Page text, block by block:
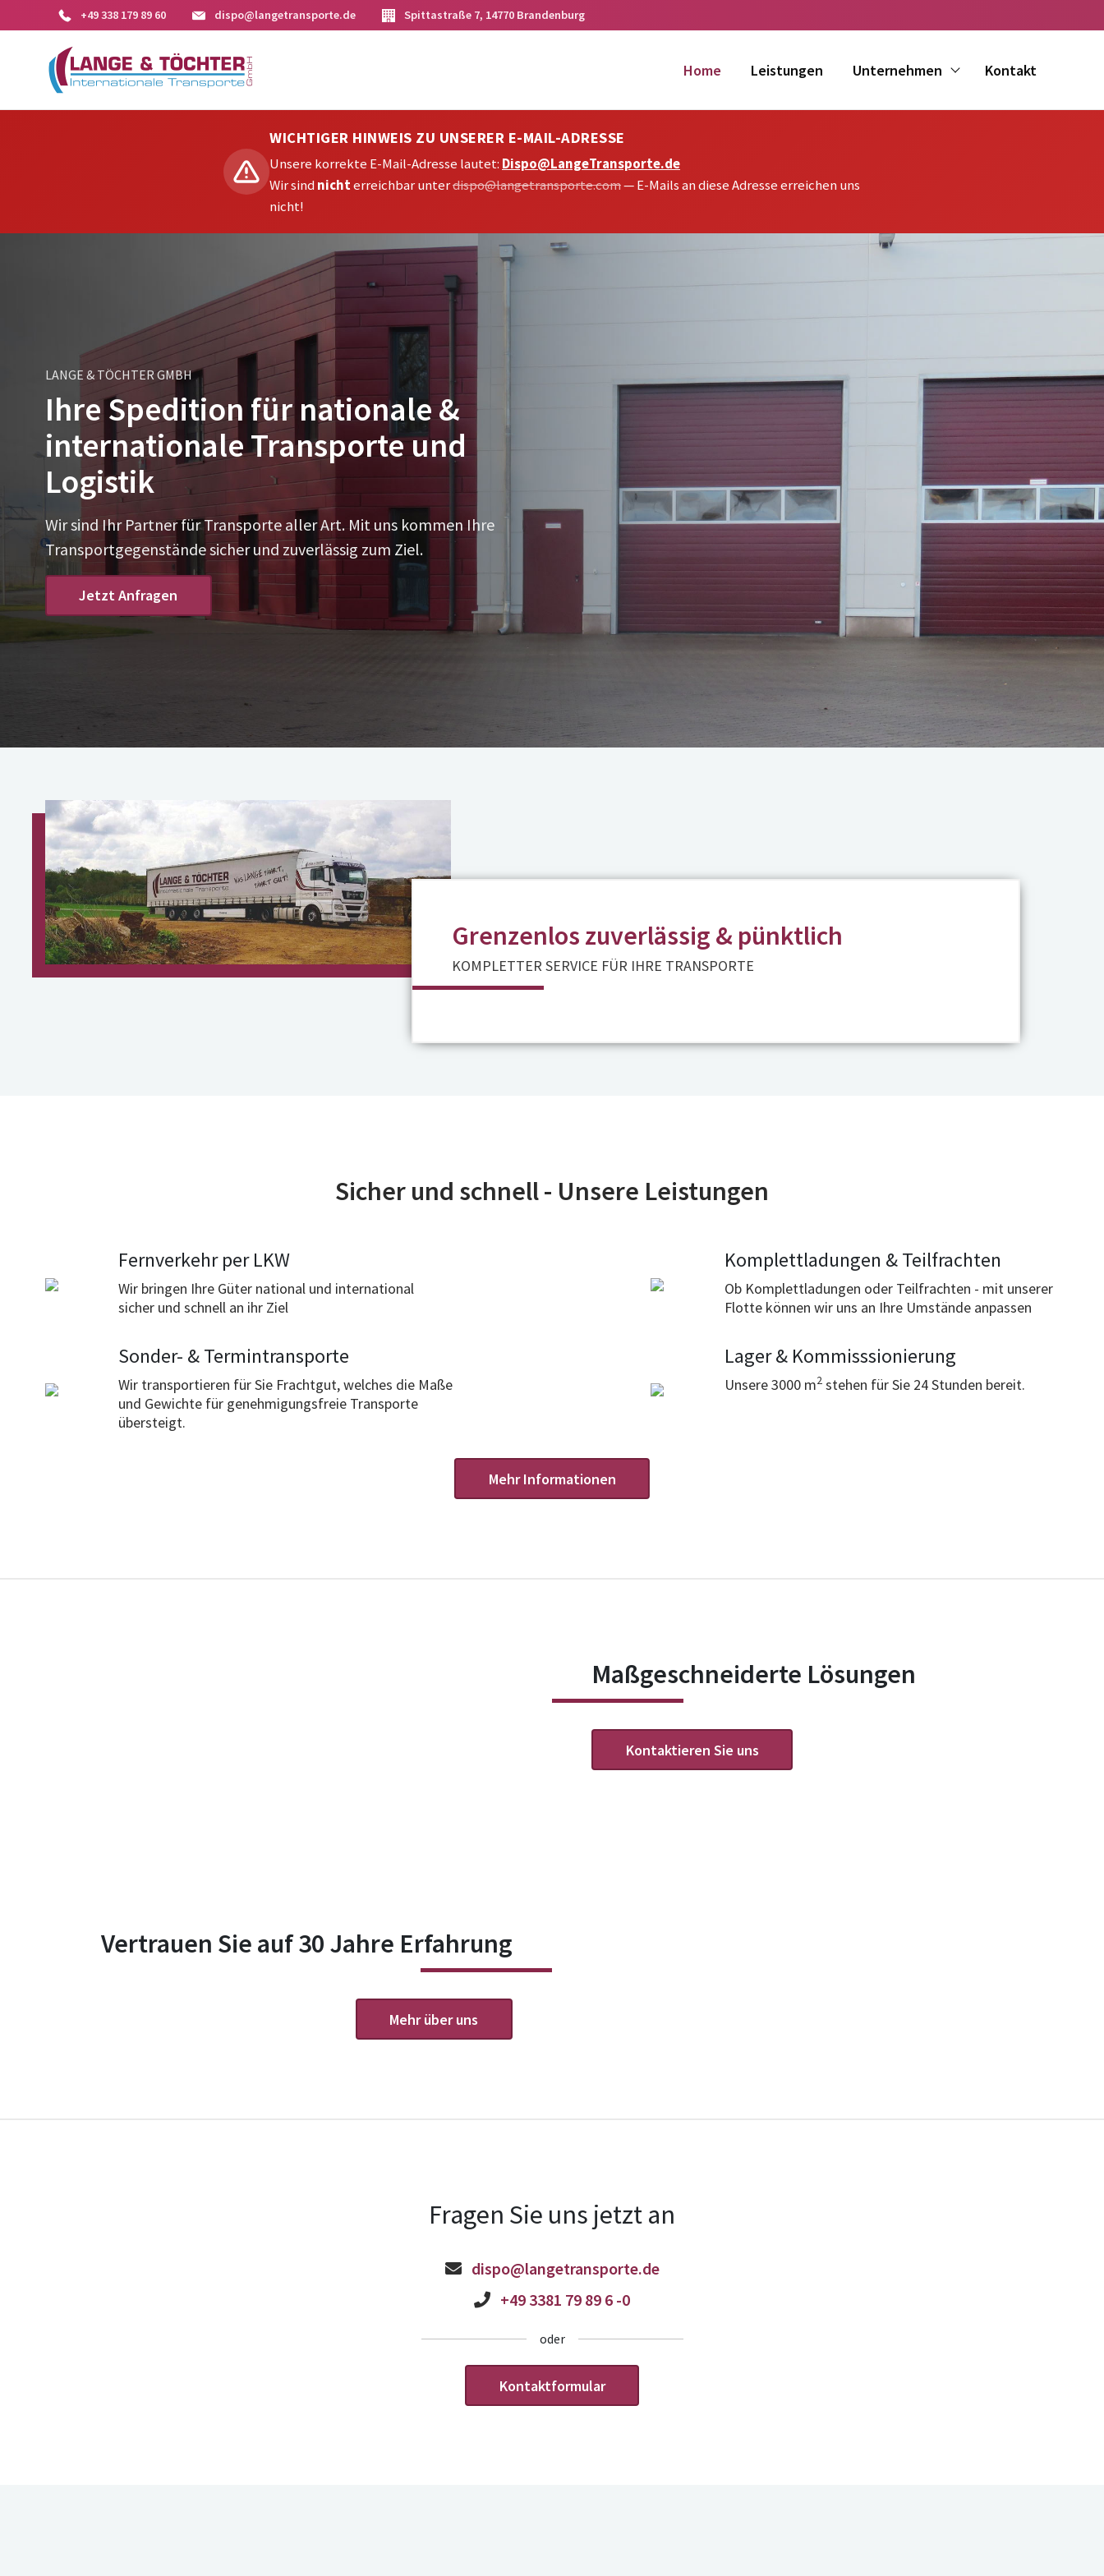
+49 338 179 89 60 dispo@langetransporte.de Spittastraße 7, 14770 Brandenburg
Home Leistungen Unternehmen Kontakt
WICHTIGER HINWEIS ZU UNSERER E-MAIL-ADRESSE
Unsere korrekte E-Mail-Adresse lautet: Dispo@LangeTransporte.de
Wir sindnichterreichbar unterdispo@langetransporte.com— E-Mails an diese Adresse erreichen uns
nicht!
LANGE & TÖCHTER GMBH
Ihre Spedition für nationale &
internationale Transporte und
Logistik
Wir sind Ihr Partner für Transporte aller Art. Mit uns kommen Ihre
Transportgegenstände sicher und zuverlässig zum Ziel.
Jetzt Anfragen
Grenzenlos zuverlässig & pünktlich
KOMPLETTER SERVICE FÜR IHRE TRANSPORTE
Sicher und schnell - Unsere Leistungen
Fernverkehr per LKW
Wir bringen Ihre Güter national und international
sicher und schnell an ihr Ziel
Komplettladungen & Teilfrachten
Ob Komplettladungen oder Teilfrachten - mit unserer
Flotte können wir uns an Ihre Umstände anpassen
Sonder- & Termintransporte
Wir transportieren für Sie Frachtgut, welches die Maße
und Gewichte für genehmigungsfreie Transporte
übersteigt.
Lager & Kommisssionierung
Unsere 3000 m2 stehen für Sie 24 Stunden bereit.
Mehr Informationen
Maßgeschneiderte Lösungen
Kontaktieren Sie uns
Vertrauen Sie auf 30 Jahre Erfahrung
Mehr über uns
Fragen Sie uns jetzt an
dispo@langetransporte.de
+49 3381 79 89 6 -0
oder
Kontaktformular